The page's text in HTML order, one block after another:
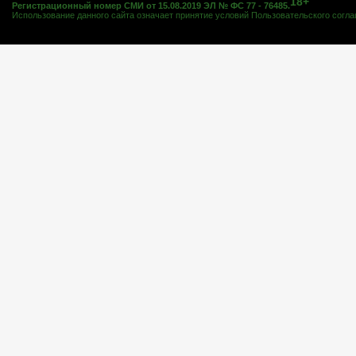
Регистрационный номер СМИ от 15.08.2019 ЭЛ № ФС 77 - 76485.
Использование данного сайта означает принятие условий Пользовательского